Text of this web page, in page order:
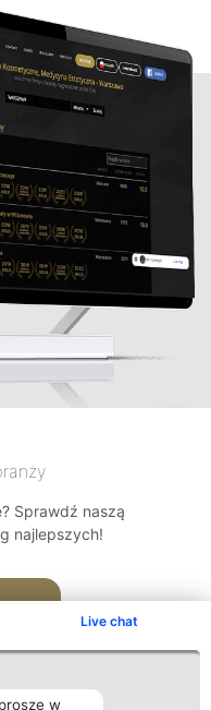
Live chat
w
Sprawdź naszą
najlepszych!